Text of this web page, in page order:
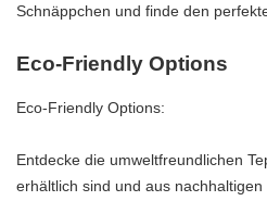
Schnäppchen und finde den
Eco-Friendly Options
Eco-Friendly Options:
Entdecke die umweltfreundlichen
erhältlich sind und aus